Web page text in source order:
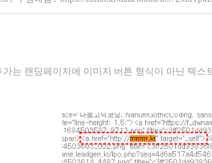
는 랜딩페이지에 이미지 버튼 형식이 아닌 텍스